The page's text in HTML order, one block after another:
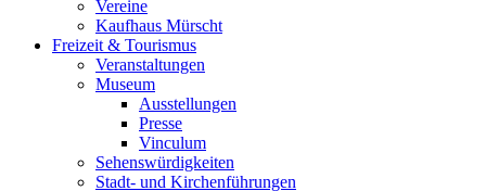
Vereine
Kaufhaus Mürscht
Freizeit & Tourismus
Veranstaltungen
Museum
Ausstellungen
Presse
Vinculum
Sehenswürdigkeiten
Stadt- und Kirchenführungen